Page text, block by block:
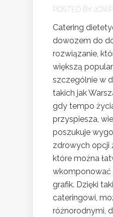
POSTED BY 2CM.PL
Catering
dowozem do
rozwiązanie,
większą
szczególnie w
takich jak
gdy tempo
przyspiesza,
poszukuje
zdrowych opcji
które można
wkomponować
grafik. Dzięki
cateringowi,
różnorodnymi,